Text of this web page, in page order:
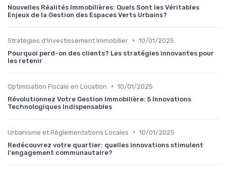
Nouvelles Réalités Immobilières: Quels Sont les Véritables
Enjeux de la Gestion des Espaces Verts Urbains?
Stratégies d'Investissement Immobilier • 10/01/2025
Pourquoi perd-on des clients? Les stratégies innovantes pour
les retenir
Optimisation Fiscale en Location • 10/01/2025
Révolutionnez Votre Gestion Immobilière: 5 Innovations
Technologiques Indispensables
Urbanisme et Réglementations Locales • 10/01/2025
Redécouvrez votre quartier: quelles innovations stimulent
l'engagement communautaire?